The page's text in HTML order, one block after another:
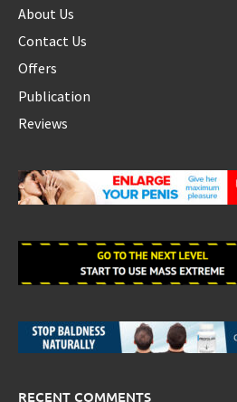
About Us
Contact Us
Offers
Publication
Reviews
RECENT COMMENTS